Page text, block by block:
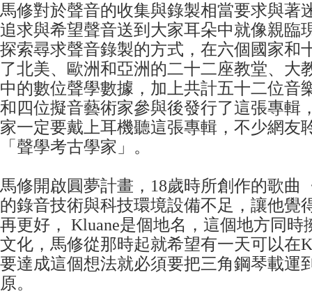
馬修對於聲音的收集與錄製相當要求與著
追求與希望聲音送到大家耳朵中就像親臨
探索尋求聲音錄製的方式，在六個國家和
了北美、歐洲和亞洲的二十二座教堂、大
中的數位聲學數據，加上共計五十二位音
和四位擬音藝術家參與後發行了這張專輯
家一定要戴上耳機聽這張專輯，不少網友
「聲學考古學家」。
馬修開啟圓夢計畫，18歲時所創作的歌曲
的錄音技術與科技環境設備不足，讓他覺
再更好， Kluane是個地名，這個地方同時
文化，馬修從那時起就希望有一天可以在
要達成這個想法就必須要把三角鋼琴載運
原。